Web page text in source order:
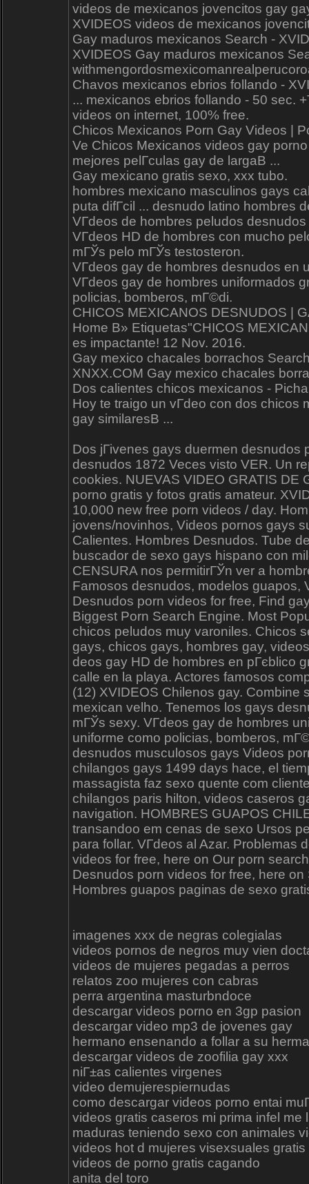
videos de mexicanos jovencitos gay
XVIDEOS videos de mexicanos
Gay maduros mexicanos Search -
XVIDEOS Gay maduros mexicanos
Chavos mexicanos ebrios follando -
... mexicanos ebrios follando - 50 sec.
videos on internet, 100% free.
Chicos Mexicanos Porn Gay Videos |
Ve Chicos Mexicanos videos gay
mejores pelГ­culas gay de largaВ ...
Gay mexicano gratis sexo, xxx tubo.
hombres mexicano masculinos gays
puta difГ­cil ... desnudo latino hombres
VГ­deos de hombres peludos
VГ­deos HD de hombres con mucho
mГЎs pelo mГЎs testosteron.
VГ­deos gay de hombres desnudos en
VГ­deos gay de hombres uniformados
policias, bomberos, mГ©di.
CHICOS MEXICANOS DESNUDOS |
Home В» Etiquetas"CHICOS
es impactante! 12 Nov. 2016.
Gay mexico chacales borrachos
XNXX.COM Gay mexico chacales
Dos calientes chicos mexicanos -
Hoy te traigo un vГ­deo con dos chicos
gay similaresВ ...
Dos jГіvenes gays duermen
desnudos 1872 Veces visto VER. Un
cookies. NUEVAS VIDEO GRATIS
porno gratis y fotos gratis amateur.
10,000 new free porn videos / day.
jovens/novinhos, Videos pornos gays
Calientes. Hombres Desnudos. Tube
buscador de sexo gays hispano con
CENSURA nos permitirГЎn ver a
Famosos desnudos, modelos guapos,
Desnudos porn videos for free, Find
Biggest Porn Search Engine. Most
chicos peludos muy varoniles. Chicos
gays, chicos gays, hombres gay,
deos gay HD de hombres en pГєblico
calle en la playa. Actores famosos
(12) XVIDEOS Chilenos gay.
mexican velho. Tenemos los gays
mГЎs sexy. VГ­deos gay de hombres
uniforme como policias, bomberos,
desnudos musculosos gays Videos
chilangos gays 1499 days hace, el
massagista faz sexo quente com
chilangos paris hilton, videos caseros
navigation. HOMBRES GUAPOS
transandoo em cenas de sexo Ursos
para follar. VГ­deos al Azar. Problemas
videos for free, here on Our porn
Desnudos porn videos for free, here
Hombres guapos paginas de sexo
imagenes xxx de negras colegialas
videos pornos de negros muy vien
videos de mujeres pegadas a perros
relatos zoo mujeres con cabras
perra argentina masturbndoce
descargar videos porno en 3gp pasion
descargar video mp3 de jovenes gay
hermano ensenando a follar a su
descargar videos de zoofilia gay xxx
niГ±as calientes virgenes
video demujerespiernudas
como descargar videos porno entai
videos gratis caseros mi prima infel me
maduras teniendo sexo con animales
videos hot d mujeres visexsuales
videos de porno gratis cagando
anita del toro